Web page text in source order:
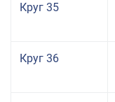
Круг 35
Круг 36